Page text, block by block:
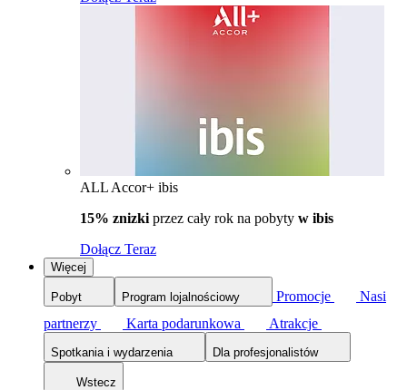
ALL Accor+ ibis
15% znizki przez cały rok na pobyty w ibis
Dołącz Teraz
Więcej
Pobyt Program lojalnościowy Promocje
Nasi
partnerzy
Karta podarunkowa Atrakcje
Spotkania i wydarzenia Dla profesjonalistów
Wstecz